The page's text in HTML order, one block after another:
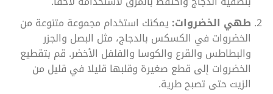
طهي الخضروات: يمكنك استخدام مجموعة متنوعة من
الخضروات في الكسكس بالدجاج، مثل البصل والجزر
والبطاطس والقرع والكوسا والفلفل الأخضر. قم بتقطيع
الخضروات إلى قطع صغيرة وقلبها قليلا في قليل من
الزيت حتى تصبح طرية.